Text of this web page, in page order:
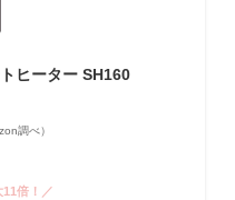
ヒーター SH160
調べ）
11倍！／